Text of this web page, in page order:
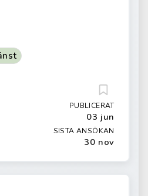
PUBLICERAT
03 jun
SISTA ANSÖKAN
30 nov